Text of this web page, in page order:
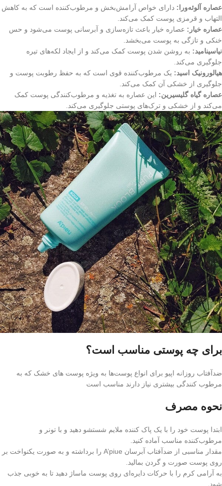
عصاره آلوئه‌ورا: دارای خواص آرامش‌بخش و مرطوب‌کننده است که به کاهش
التهاب و قرمزی پوست کمک می‌کند.
عصاره خیار: عصاره خیار باعث تازه‌سازی و آبرسانی پوست می‌شود و حس
خنکی و تازگی به پوست می‌بخشد.
نیاسینامید: به روشن شدن پوست کمک می‌کند و از ایجاد لکه‌های تیره
جلوگیری می‌کند.
هیالورونیک اسید: یک مرطوب‌کننده قوی است که به حفظ رطوبت پوست و
جلوگیری از خشکی آن کمک می‌کند.
عصاره گیاه گلیسیرین: این عصاره به تغذیه و مرطوب‌کنندگی پوست کمک
می‌کند و از خشکی و ترک‌های پوستی جلوگیری می‌کند.
برای چه پوستی مناسب است؟
ضدآفتاب روزانه اپیو برای انواع پوست‌ها به ویژه پوست‌ های خشک که به
مرطوب کنندگی بیشتری نیاز دارند مناسب است
نحوه مصرف
ابتدا پوست خود را با یک پاک کننده ملایم شستشو دهید و با تونر و
مرطوب‌کننده مناسب آماده کنید.
مقدار مناسبی از ضدآفتاب آبرسان A’piue را برداشته و به صورت یکنواخت بر
روی پوست صورت و گردن بمالید.
به آرامی کرم را با حرکات دایره‌ای روی پوست ماساژ دهید تا به خوبی جذب
شود.